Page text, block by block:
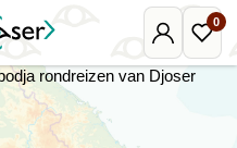
Mijn
Djoser
0